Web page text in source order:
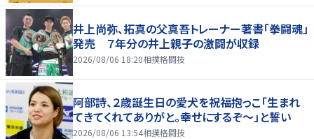
井上尚弥、拓真の父真吾トレーナー著書「拳闘魂」
発売 ７年分の井上親子の激闘が収録
2026/08/06 18:20相撲格闘技
阿部詩、２歳誕生日の愛犬を祝福抱っこ「生まれ
てきてくれてありがと。幸せにするぞ～」と誓い
2026/08/06 13:54相撲格闘技